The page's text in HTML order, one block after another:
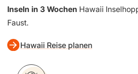
Inseln in 3 Wochen Hawaii
Faust.
Hawaii Reise planen